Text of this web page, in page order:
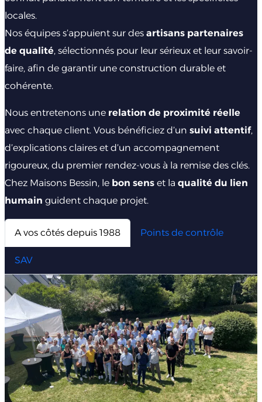
locales.
Nos équipes s’appuient sur des artisans partenaires
de qualité, sélectionnés pour leur sérieux et leur savoir-
faire, afin de garantir une construction durable et
cohérente.
Nous entretenons une relation de proximité réelle
avec chaque client. Vous bénéficiez d’un suivi attentif,
d’explications claires et d’un accompagnement
rigoureux, du premier rendez-vous à la remise des clés.
Chez Maisons Bessin, le bon sens et la qualité du lien
humain guident chaque projet.
A vos côtés depuis 1988 Points de contrôle
SAV